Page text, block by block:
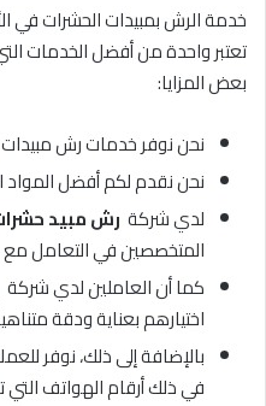
خدمة الرش بمبيدات الحشرات في
تعتبر واحدة من أفضل الخدمات
بعض المزايا:
نحن نوفر خدمات رش
نحن نقدم لكم أفضل المواد
لدي شركة رش مبيد
المتخصصين في التعامل مع
كما أن العاملين لدي شركة
اختيارهم بعناية ودقة
بالإضافة إلى ذلك، نوفر
في ذلك أرقام الهواتف التي